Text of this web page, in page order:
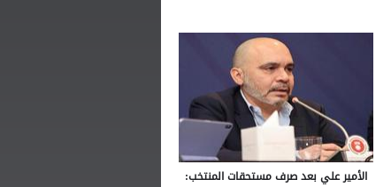
الأمير علي بعد صرف مستحقات المنتخب: